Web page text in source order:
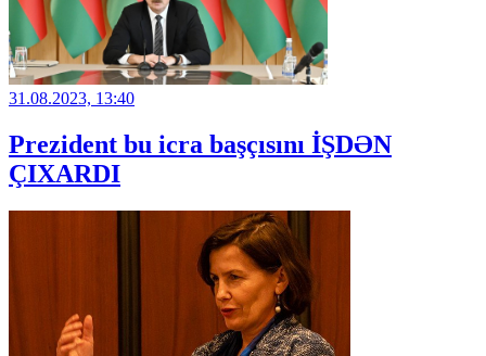
31.08.2023, 13:40
Prezident bu icra başçısını İŞDƏN
ÇIXARDI